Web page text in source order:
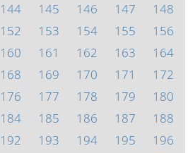
144 145 146 147
148
152 153 154 155
156
160 161 162 163
164
168 169 170 171
172
176 177 178 179
180
184 185 186 187
188
192 193 194 195
196